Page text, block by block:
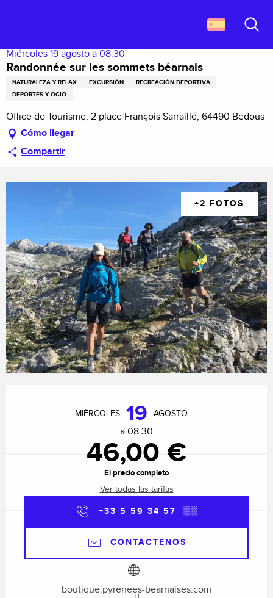
principal
Miércoles 19 agosto a 08:30
Randonnée sur les sommets béarnais
NATURALEZA Y RELAX EXCURSIÓN
RECREACIÓN DEPORTIVA
DEPORTES Y OCIO
Office de Tourisme, 2 place François Sarraillé, 64490 Bedous
Cómo llegar
Compartir
+2 FOTOS
MIÉRCOLES 19 AGOSTO
a 08:30
46,00 €
El precio completo
Ver todas las tarifas
+33 5 59 34 57 ▒▒
CONTÁCTENOS
boutique.pyrenees-bearnaises.com